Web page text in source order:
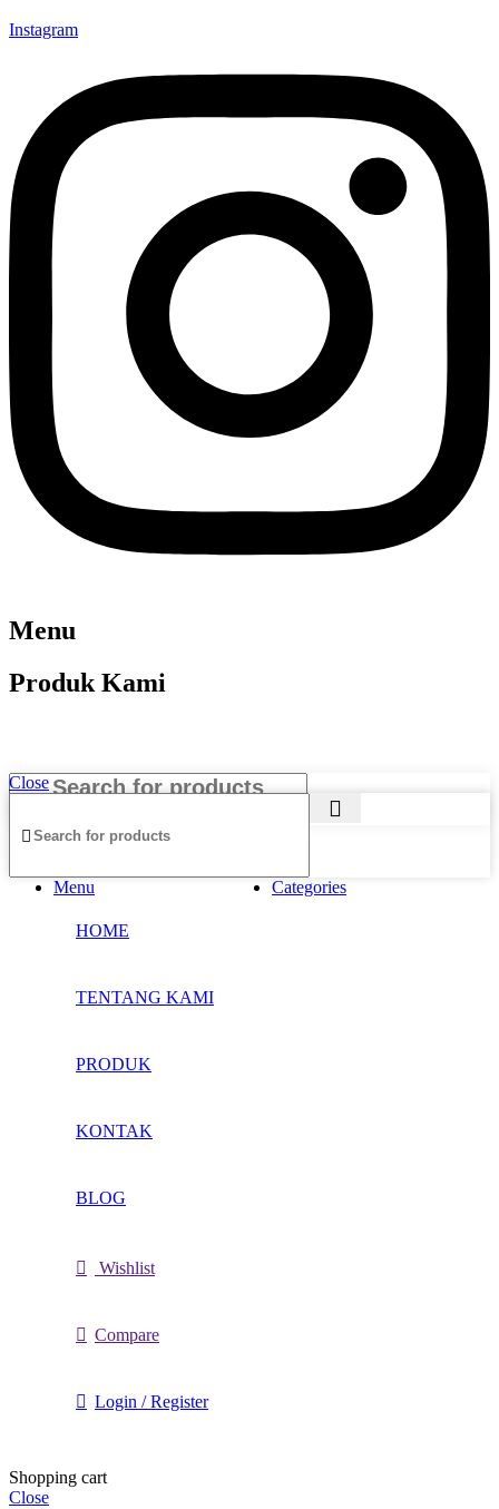
Instagram
Menu
Produk Kami
Close
Menu Categories
HOME
TENTANG KAMI
PRODUK
KONTAK
BLOG
Wishlist
Compare
Login / Register
Shopping cart
Close